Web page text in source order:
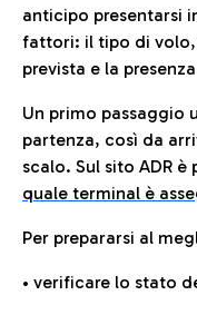
anticipo presentarsi
fattori: il tipo di volo,
prevista e la
Un primo passaggio
partenza, così da
scalo. Sul sito ADR
quale terminal è
Per prepararsi al
• verificare lo stato